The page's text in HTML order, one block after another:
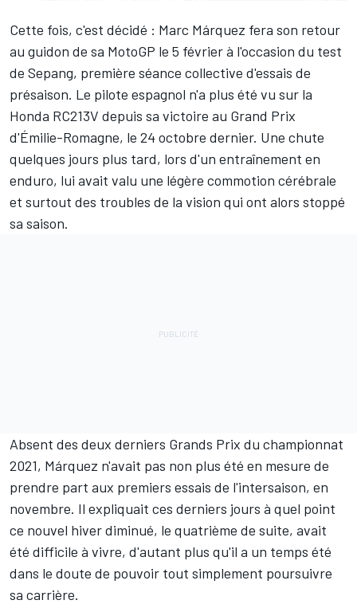
Cette fois, c'est décidé : Marc Márquez fera son retour
au guidon de sa MotoGP le 5 février à l'occasion du test
de Sepang, première séance collective d'essais de
présaison. Le pilote espagnol n'a plus été vu sur la
Honda RC213V depuis sa victoire au Grand Prix
d'Émilie-Romagne, le 24 octobre dernier. Une chute
quelques jours plus tard, lors d'un entraînement en
enduro, lui avait valu une légère commotion cérébrale
et surtout des troubles de la vision qui ont alors stoppé
sa saison.
Absent des deux derniers Grands Prix du championnat
2021, Márquez n'avait pas non plus été en mesure de
prendre part aux premiers essais de l'intersaison, en
novembre. Il expliquait ces derniers jours à quel point
ce nouvel hiver diminué, le quatrième de suite, avait
été difficile à vivre, d'autant plus qu'il a un temps été
dans le doute de pouvoir tout simplement poursuivre
sa carrière.